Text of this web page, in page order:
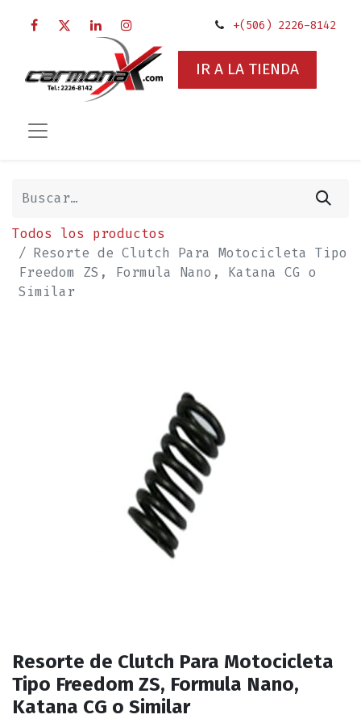
+(506) 2226-8142
IR A LA TIENDA
Todos los productos
Resorte de Clutch Para Motocicleta Tipo
Freedom ZS, Formula Nano, Katana CG o
Similar
Resorte de Clutch Para Motocicleta
Tipo Freedom ZS, Formula Nano,
Katana CG o Similar